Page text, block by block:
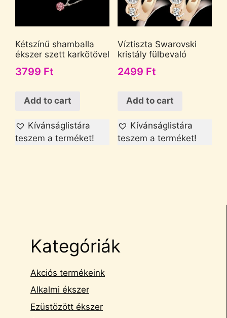
Kétszínű shamballa
ékszer szett karkötővel
3799 Ft
Add to cart
Kívánságlistára
teszem a terméket!
Víztiszta Swarovski
kristály fülbevaló
2499 Ft
Add to cart
Kívánságlistára
teszem a terméket!
Kategóriák
Akciós termékeink
Alkalmi ékszer
Ezüstözött ékszer